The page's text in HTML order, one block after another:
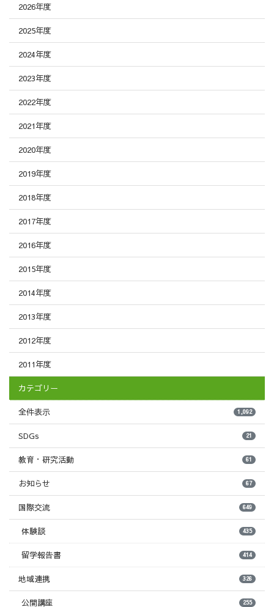
2026年度
2025年度
2024年度
2023年度
2022年度
2021年度
2020年度
2019年度
2018年度
2017年度
2016年度
2015年度
2014年度
2013年度
2012年度
2011年度
カテゴリー
全件表示 1,092
SDGs 21
教育・研究活動 61
お知らせ 67
国際交流 649
体験談 435
留学報告書 414
地域連携 326
公開講座 255